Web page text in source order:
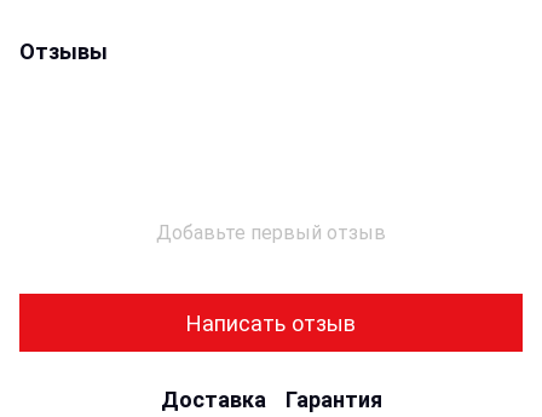
Отзывы
Добавьте первый отзыв
Написать отзыв
Доставка Гарантия